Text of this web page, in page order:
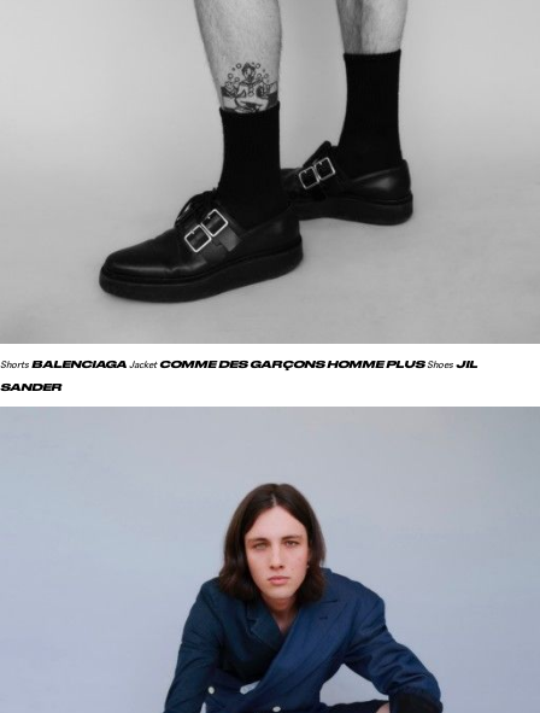
Shorts BALENCIAGA JacketCOMME DES GARÇONS HOMME PLUSShoes JIL
SANDER